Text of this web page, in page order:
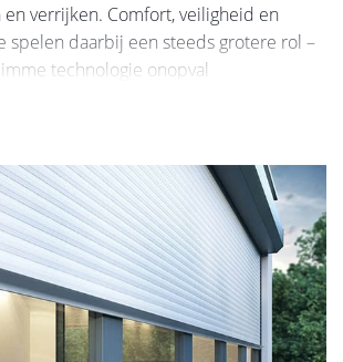
verrijken. Comfort, veiligheid en
spelen daarbij een steeds grotere rol –
technologie onopval